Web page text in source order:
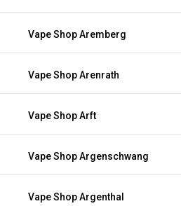
Vape Shop Aremberg
Vape Shop Arenrath
Vape Shop Arft
Vape Shop Argenschwang
Vape Shop Argenthal